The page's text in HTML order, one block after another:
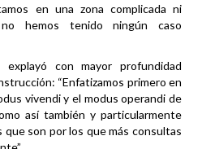
en una zona complicada ni
hemos tenido ningún caso
explayó con mayor profundidad
“Enfatizamos primero en
vivendi y el modus operandi de
así también y particularmente
que son por los que más consultas